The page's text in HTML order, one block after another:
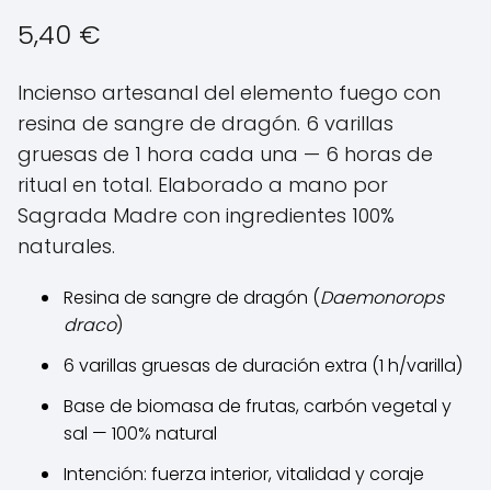
5,40 €
Incienso artesanal del elemento fuego con
resina de sangre de dragón. 6 varillas
gruesas de 1 hora cada una — 6 horas de
ritual en total. Elaborado a mano por
Sagrada Madre con ingredientes 100%
naturales.
Resina de sangre de dragón (Daemonorops
draco)
6 varillas gruesas de duración extra (1 h/varilla)
Base de biomasa de frutas, carbón vegetal y
sal — 100% natural
Intención: fuerza interior, vitalidad y coraje